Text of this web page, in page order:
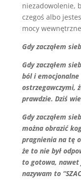
niezadowolenie,
czegoś albo
mocy
Gdy zacząłem
Gdy zacząłem
ból i
ostrzegawczymi,
prawdzie. Dziś
Gdy zacząłem
można obrazić
pragnienia na tę
że to nie był
to gotowa, nawet
nazywam to